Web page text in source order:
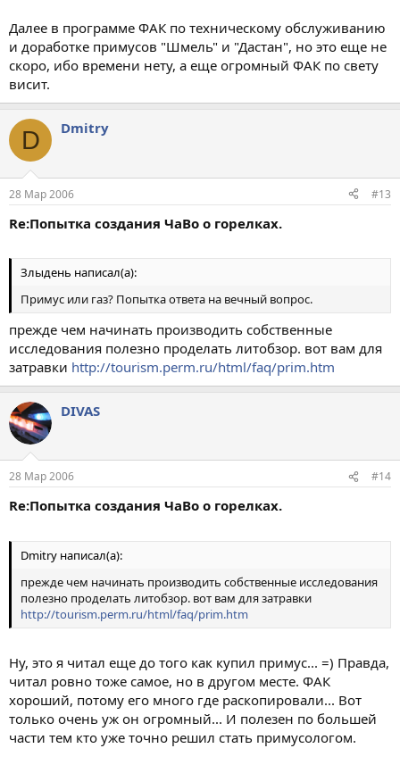
Далее в программе ФАК по техническому обслуживанию
и доработке примусов "Шмель" и "Дастан", но это еще не
скоро, ибо времени нету, а еще огромный ФАК по свету
висит.
D Dmitry
28 Мар 2006 #13
Re:Попытка создания ЧаВо о горелках.
Злыдень написал(а):
Примус или газ? Попытка ответа на вечный вопрос.
прежде чем начинать производить собственные
исследования полезно проделать литобзор. вот вам для
затравки http://tourism.perm.ru/html/faq/prim.htm
DIVAS
28 Мар 2006 #14
Re:Попытка создания ЧаВо о горелках.
Dmitry написал(а):
прежде чем начинать производить собственные исследования
полезно проделать литобзор. вот вам для затравки
http://tourism.perm.ru/html/faq/prim.htm
Ну, это я читал еще до того как купил примус... =) Правда,
читал ровно тоже самое, но в другом месте. ФАК
хороший, потому его много где раскопировали... Вот
только очень уж он огромный... И полезен по большей
части тем кто уже точно решил стать примусологом.